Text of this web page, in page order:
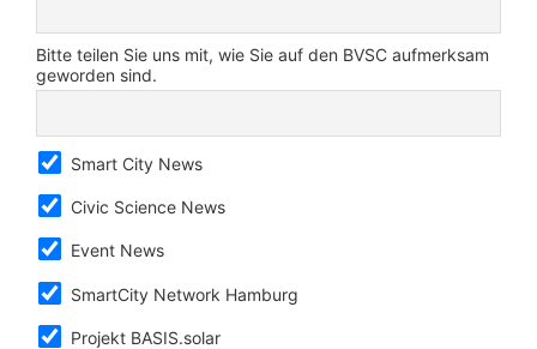
Bitte teilen Sie uns mit, wie Sie auf den BVSC aufmerksam
geworden sind.
Smart City News
Civic Science News
Event News
SmartCity Network Hamburg
Projekt BASIS.solar